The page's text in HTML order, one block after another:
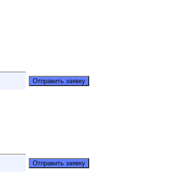
Отправить заявку
Отправить заявку